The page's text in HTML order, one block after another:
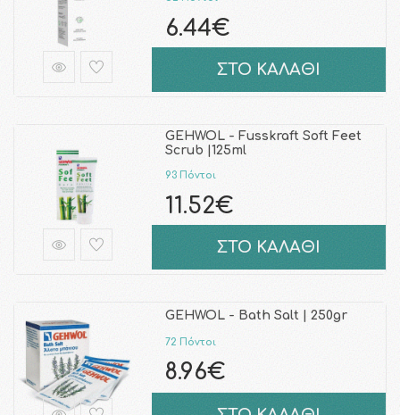
6.44€
ΣΤΟ ΚΑΛΑΘΙ
GEHWOL - Fusskraft Soft Feet
Scrub |125ml
93 Πόντοι
11.52€
ΣΤΟ ΚΑΛΑΘΙ
GEHWOL - Bath Salt | 250gr
72 Πόντοι
8.96€